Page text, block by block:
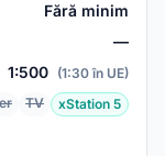
Fără minim
—
1:500 (1:30 în UE)
TV xStation 5